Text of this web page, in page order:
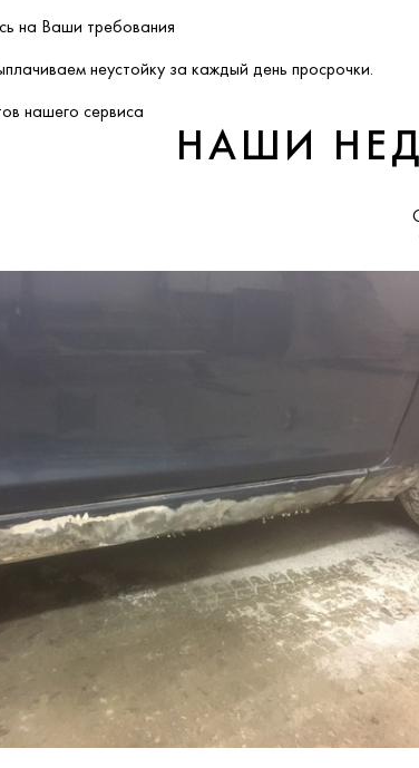
на Ваши требования
неустойку за каждый день просрочки.
нашего сервиса
НАШИ